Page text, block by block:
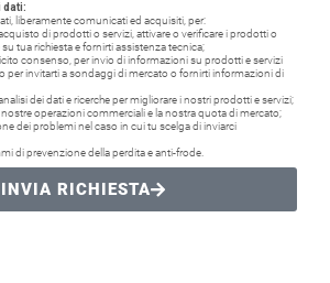
dati:
liberamente comunicati ed acquisiti, per:
di prodotti o servizi, attivare o verificare i prodotti o
tua richiesta e fornirti assistenza tecnica;
consenso, per invio di informazioni su prodotti e servizi
per invitarti a sondaggi di mercato o fornirti informazioni di
dei dati e ricerche per migliorare i nostri prodotti e servizi;
nostre operazioni commerciali e la nostra quota di mercato;
dei problemi nel caso in cui tu scelga di inviarci
di prevenzione della perdita e anti-frode.
INVIA RICHIESTA